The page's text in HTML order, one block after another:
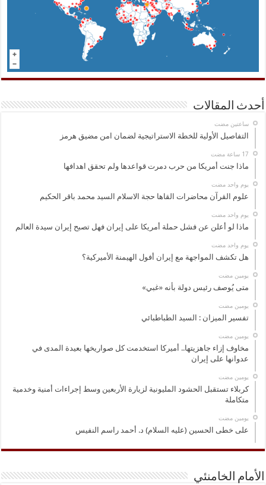
أحدث المقالات
‏ساعتين مضت
التفاصيل الأولية للخطة الاستراتيجية لضمان امن مضيق هرمز
ماذا جنت أمريكا من حرب دمرت قواعدها ولم تحقق اهدافها
‏يوم واحد مضت
علوم القرآن محاضرات القاها حجة الاسلام السيد محمد باقر الحكيم
‏يوم واحد مضت
ماذا لو أعلن عن فشل حملة أمريكا على إيران فهل تصبح إيران سيدة العالم
‏يوم واحد مضت
هل تكشف المواجهة مع إيران أفول الهيمنة الأميركية؟
‏يومين مضت
متى يُوصف رئيس دولة بأنه «غبي»
‏يومين مضت
تفسير الميزان : السيد الطباطبائي
‏يومين مضت
مخاوف إزاء جاهزيتها.. أميركا استخدمت كل صواريخها بعيدة المدى في
عدوانها على إيران
‏يومين مضت
كربلاء تستقبل الحشود المليونية لزيارة الأربعين وسط إجراءات أمنية وخدمية
متكاملة
‏يومين مضت
على خطى الحسين (عليه السلام) د. أحمد راسم النفيس
الأمام الخامنئي